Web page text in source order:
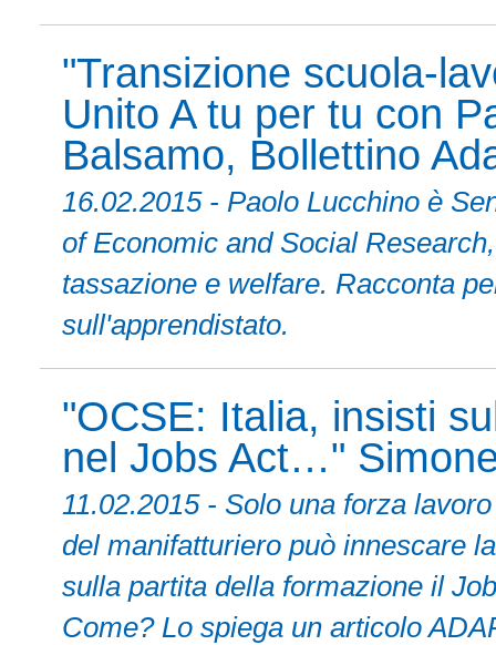
"Transizione scuola-
Unito A tu per tu con
Balsamo, Bollettino
16.02.2015 - Paolo Lucchino è
of Economic and Social
tassazione e welfare. Racconta
sull'apprendistato.
"OCSE: Italia, insisti
nel Jobs Act…"
11.02.2015 - Solo una forza
del manifatturiero può innescare
sulla partita della formazione il
Come? Lo spiega un articolo